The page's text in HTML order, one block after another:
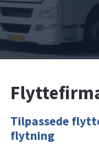
Tilpassede
flytning